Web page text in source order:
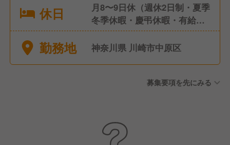
休日
月8〜9日休（週休2日制・夏季
冬季休暇・慶弔休暇・有給休
暇、他）
勤務地 神奈川県 川崎市中原区
募集要項を先にみる